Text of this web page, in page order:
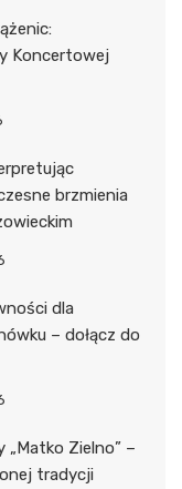
Koncertowej
brzmienia
dla
– dołącz do
„Matko Zielno” –
tradycji